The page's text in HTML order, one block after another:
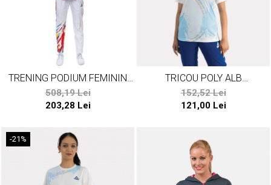
TRENING PODIUM FEMININ
PEAK TEAMROMANIA19
ALB/ROSU
508,19 Lei
203,28 Lei
TRICOU POLY ALB
TEAMROMANIA PARIS24
152,52 Lei
121,00 Lei
-21%